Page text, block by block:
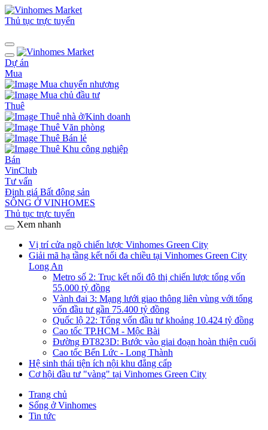
Thủ tục trực tuyến
Dự án
Mua
Mua chuyển nhượng
Mua chủ đầu tư
Thuê
Thuê nhà ở/Kinh doanh
Thuê Văn phòng
Thuê Bán lẻ
Thuê Khu công nghiệp
Bán
VinClub
Tư vấn
Định giá Bất động sản
SỐNG Ở VINHOMES
Thủ tục trực tuyến
Xem nhanh
Vị trí cửa ngõ chiến lược Vinhomes Green City
Giải mã hạ tầng kết nối đa chiều tại Vinhomes Green City
Long An
Metro số 2: Trục kết nối đô thị chiến lược tổng vốn
55.000 tỷ đồng
Vành đai 3: Mạng lưới giao thông liên vùng với tổng
vốn đầu tư gần 75.400 tỷ đồng
Quốc lộ 22: Tổng vốn đầu tư khoảng 10.424 tỷ đồng
Cao tốc TP.HCM - Mộc Bài
Đường ĐT823D: Bước vào giai đoạn hoàn thiện cuối
Cao tốc Bến Lức - Long Thành
Hệ sinh thái tiện ích nội khu đẳng cấp
Cơ hội đầu tư "vàng" tại Vinhomes Green City
Trang chủ
Sống ở Vinhomes
Tin tức